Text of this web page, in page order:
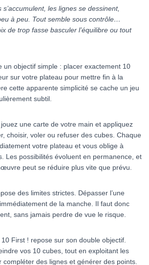
les lignes se dessinent,
à peu. Tout semble sous contrôle…
de trop fasse basculer l’équilibre ou tout
un objectif simple : placer exactement 10
sur votre plateau pour mettre fin à la
cette apparente simplicité se cache un jeu
subtil.
une carte de votre main et appliquez
choisir, voler ou refuser des cubes. Chaque
votre plateau et vous oblige à
Les possibilités évoluent en permanence, et
peut se réduire plus vite que prévu.
des limites strictes. Dépasser l’une
de la manche. Il faut donc
sans jamais perdre de vue le risque.
10 First ! repose sur son double objectif.
vos 10 cubes, tout en exploitant les
des lignes et générer des points.